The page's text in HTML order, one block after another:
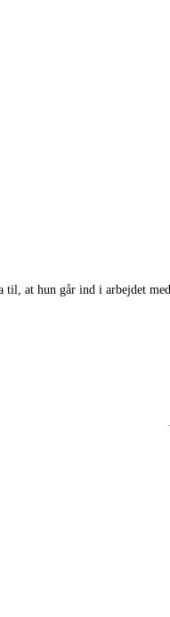
at hun går ind i arbejdet